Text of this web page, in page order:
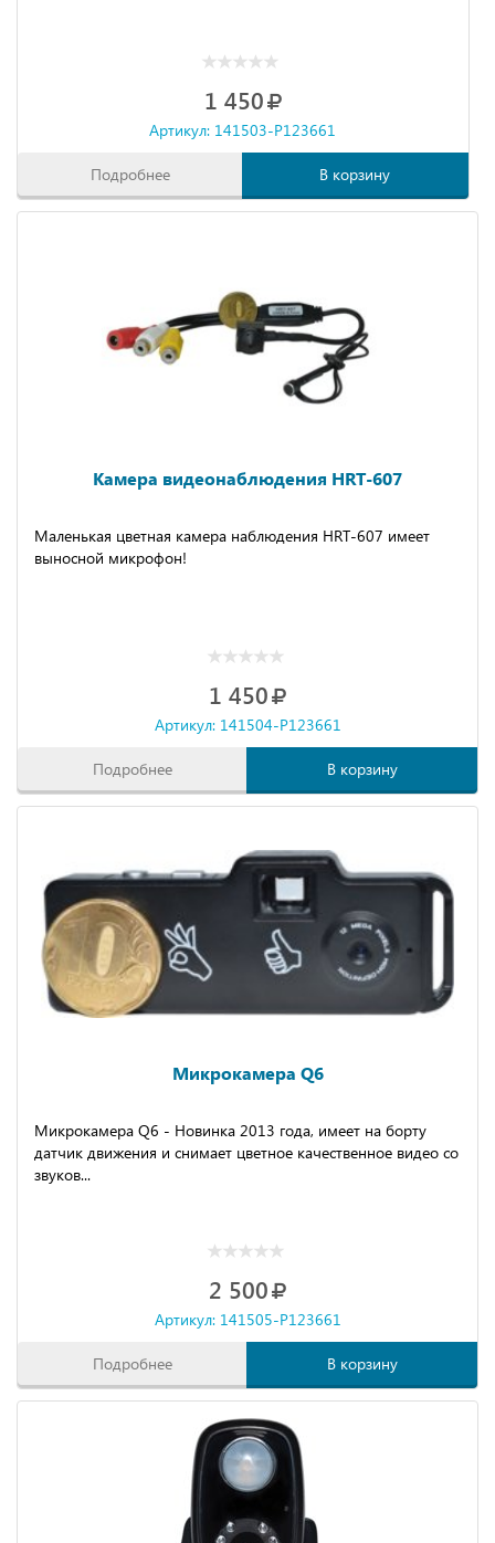
1 450
Артикул: 141503-P123661
Подробнее В корзину
Камера видеонаблюдения HRT-607
Маленькая цветная камера наблюдения HRT-607 имеет
выносной микрофон!
1 450
Артикул: 141504-P123661
Подробнее В корзину
Микрокамера Q6
Микрокамера Q6 - Новинка 2013 года, имеет на борту
датчик движения и снимает цветное качественное видео со
звуков...
2 500
Артикул: 141505-P123661
Подробнее В корзину